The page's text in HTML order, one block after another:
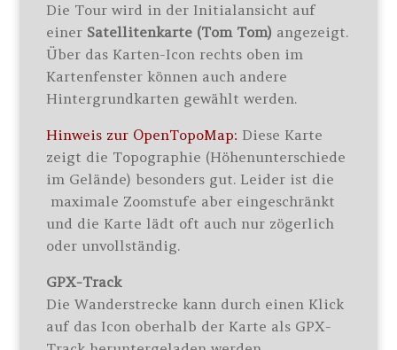
Die Tour wird in der Initialansicht auf
einer Satellitenkarte (Tom Tom) angezeigt.
Über das Karten-Icon rechts oben im
Kartenfenster können auch andere
Hintergrundkarten gewählt werden.
Hinweis zur OpenTopoMap: Diese Karte
zeigt die Topographie (Höhenunterschiede
im Gelände) besonders gut. Leider ist die
maximale Zoomstufe aber eingeschränkt
und die Karte lädt oft auch nur zögerlich
oder unvollständig.
GPX-Track
Die Wanderstrecke kann durch einen Klick
auf das Icon oberhalb der Karte als GPX-